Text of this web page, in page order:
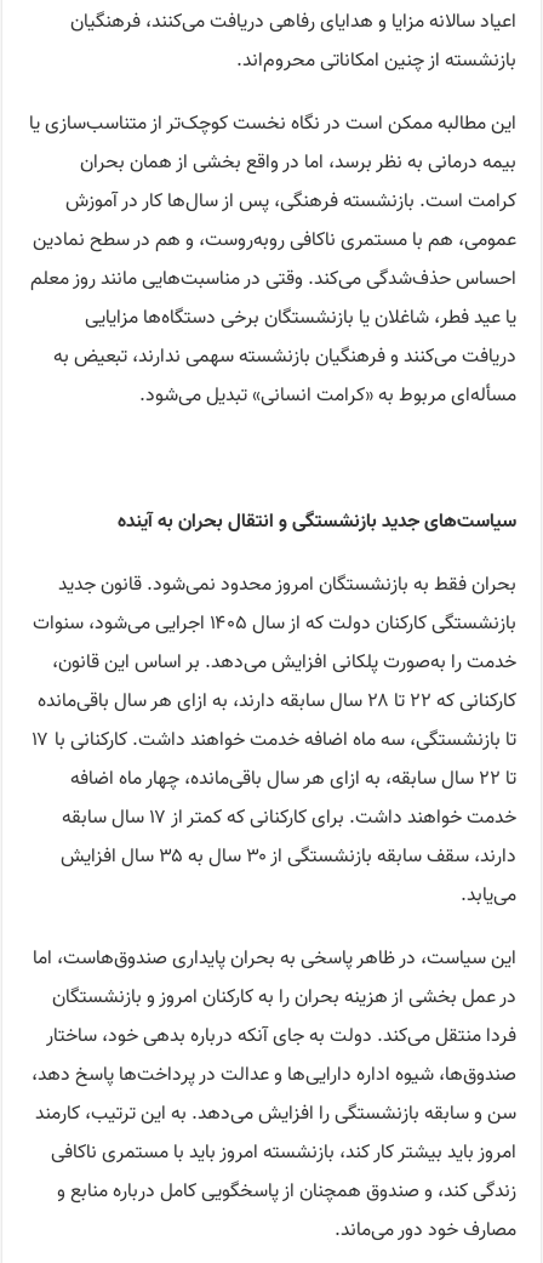
اعیاد سالانه مزایا و هدایای رفاهی دریافت می‌کنند، فرهنگیان
بازنشسته از چنین امکاناتی محروم‌اند.
این مطالبه ممکن است در نگاه نخست کوچک‌تر از متناسب‌سازی یا
بیمه درمانی به نظر برسد، اما در واقع بخشی از همان بحران
کرامت است. بازنشسته فرهنگی، پس از سال‌ها کار در آموزش
عمومی، هم با مستمری ناکافی روبه‌روست، و هم در سطح نمادین
احساس حذف‌شدگی می‌کند. وقتی در مناسبت‌هایی مانند روز معلم
یا عید فطر، شاغلان یا بازنشستگان برخی دستگاه‌ها مزایایی
دریافت می‌کنند و فرهنگیان بازنشسته سهمی ندارند، تبعیض به
مسأله‌ای مربوط به «کرامت انسانی» تبدیل می‌شود.
سیاست‌های جدید بازنشستگی و انتقال بحران به آینده
بحران فقط به بازنشستگان امروز محدود نمی‌شود. قانون جدید
بازنشستگی کارکنان دولت که از سال ۱۴۰۵ اجرایی می‌شود، سنوات
خدمت را به‌صورت پلکانی افزایش می‌دهد. بر اساس این قانون،
کارکنانی که ۲۲ تا ۲۸ سال سابقه دارند، به ازای هر سال باقی‌مانده
تا بازنشستگی، سه ماه اضافه خدمت خواهند داشت. کارکنانی با ۱۷
تا ۲۲ سال سابقه، به ازای هر سال باقی‌مانده، چهار ماه اضافه
خدمت خواهند داشت. برای کارکنانی که کمتر از ۱۷ سال سابقه
دارند، سقف سابقه بازنشستگی از ۳۰ سال به ۳۵ سال افزایش
می‌یابد.
این سیاست، در ظاهر پاسخی به بحران پایداری صندوق‌هاست، اما
در عمل بخشی از هزینه بحران را به کارکنان امروز و بازنشستگان
فردا منتقل می‌کند. دولت به جای آنکه درباره بدهی خود، ساختار
صندوق‌ها، شیوه اداره دارایی‌ها و عدالت در پرداخت‌ها پاسخ دهد،
سن و سابقه بازنشستگی را افزایش می‌دهد. به این ترتیب، کارمند
امروز باید بیشتر کار کند، بازنشسته امروز باید با مستمری ناکافی
زندگی کند، و صندوق همچنان از پاسخگویی کامل درباره منابع و
مصارف خود دور می‌ماند.